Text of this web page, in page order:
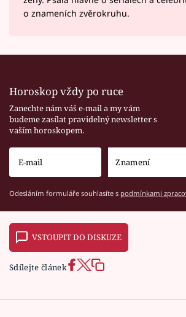
o znameních zvěrokruhu.
Horoskop vždy po ruce
Zanechte nám váš e-mail a my vám
budeme zasílat pravidelný newsletter s
vaším horoskopem.
Odesláním formuláře souhlasíte s podmínkami
VSTOUPIT DO DISKUZE
Sdílejte článek